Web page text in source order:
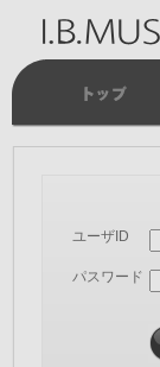
ユーザID
パスワード